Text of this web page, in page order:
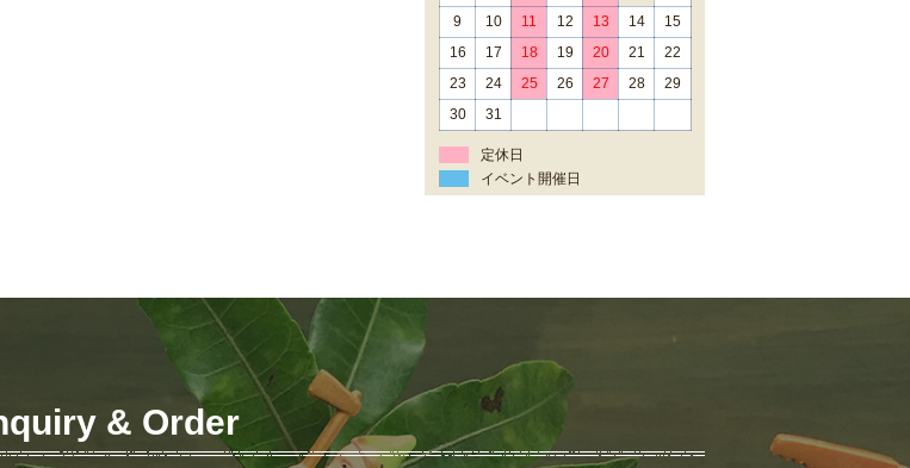
9
10 11 12 13 14
15
16
17 18 19 20 21
22
23
24 25 26 27 28
29
30
31
定休日
イベント開催日
& Order